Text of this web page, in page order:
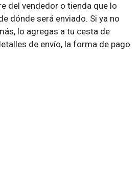
del vendedor o tienda que lo
dónde será enviado. Si ya no
lo agregas a tu cesta de
de envío, la forma de pago